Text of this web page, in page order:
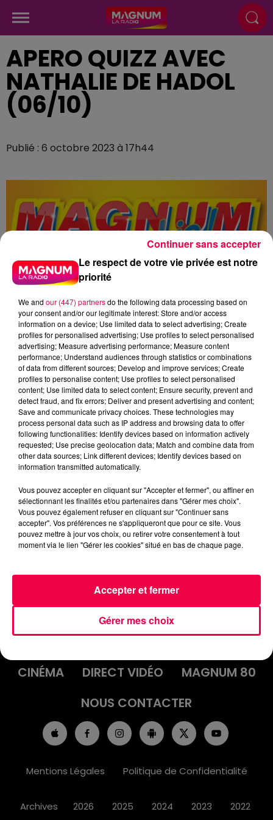
APERO QUIZZ AVEC
NATHALIE DE HADOL
(06/10)
Publié : 6 octobre 2023 à 17h44
Flash infos
Crédit :Flash infos
podcasts/2023/10/20231006-apero-quizz.mp3
ACCUEIL INFOS
EMISSIONS
CINÉMA
DIRECT VIDÉO
MAGNUM 80
NOUS CONTACTER
Mentions Légales Politique de Confidentialité
Archives 2026 2025 2024 2023 2022
Le respect de votre vie privée est notre
priorité
We and our (447) partnersdo the following data processing based on
your consent and/or our legitimate interest: Store and/or access
information on a device; Use limited data to select advertising; Create
profiles for personalised advertising; Use profiles to select personalised
advertising; Measure advertising performance; Measure content
performance; Understand audiences through statistics or combinations
of data from different sources; Develop and improve services; Create
profiles to personalise content; Use profiles to select personalised
content; Use limited data to select content; Ensure security, prevent and
detect fraud, and fix errors; Deliver and present advertising and content;
Save and communicate privacy choices. These technologies may
process personal data such as IP address and browsing data to offer
following functionalities: Identify devices based on information actively
requested; Use precise geolocation data; Match and combine data from
other data sources; Link different devices; Identify devices based on
information transmitted automatically.
Vous pouvez accepter en cliquant sur "Accepter et fermer", ou affiner en
sélectionnant les finalités et/ou partenaires dans "Gérer mes choix".
Vous pouvez également refuser en cliquant sur "Continuer sans
accepter". Vos préférences ne s'appliqueront que pour ce site. Vous
pouvez mettre à jour vos choix, ou retirer votre consentement à tout
moment via le lien "Gérer les cookies" situé en bas de chaque page.
Gérer mes choix
Accepter et fermer
Continuer sans accepter